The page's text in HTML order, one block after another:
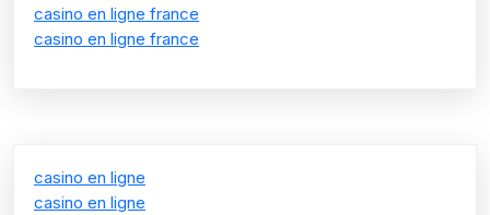
casino en ligne france
casino en ligne france
casino en ligne
casino en ligne